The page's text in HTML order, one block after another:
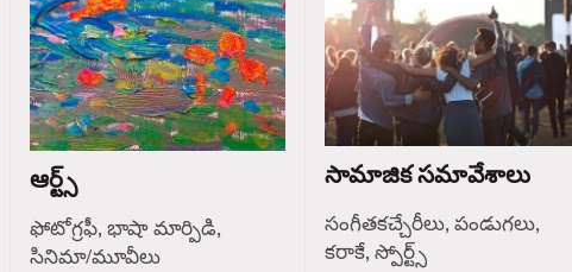
ఆర్ట్స్
ఫోటోగ్రఫీ, భాషా మార్పిడి,
సినిమా/మూవీలు
సామాజిక సమావేశాలు
సంగీతకచ్చేరీలు, పండుగలు,
కరాకే, స్పోర్ట్స్